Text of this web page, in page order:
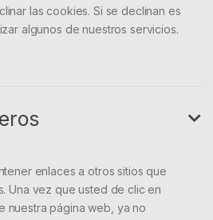
las cookies. Si se declinan es
algunos de nuestros servicios.
enlaces a otros sitios que
Una vez que usted de clic en
nuestra página web, ya no